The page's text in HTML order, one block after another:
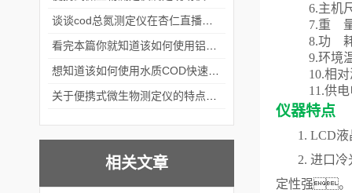
相关文章
6.主机
7.重
8.功
9.环境
10.相
11.供
仪器特点
1. LCD
2. 进口
定性强。